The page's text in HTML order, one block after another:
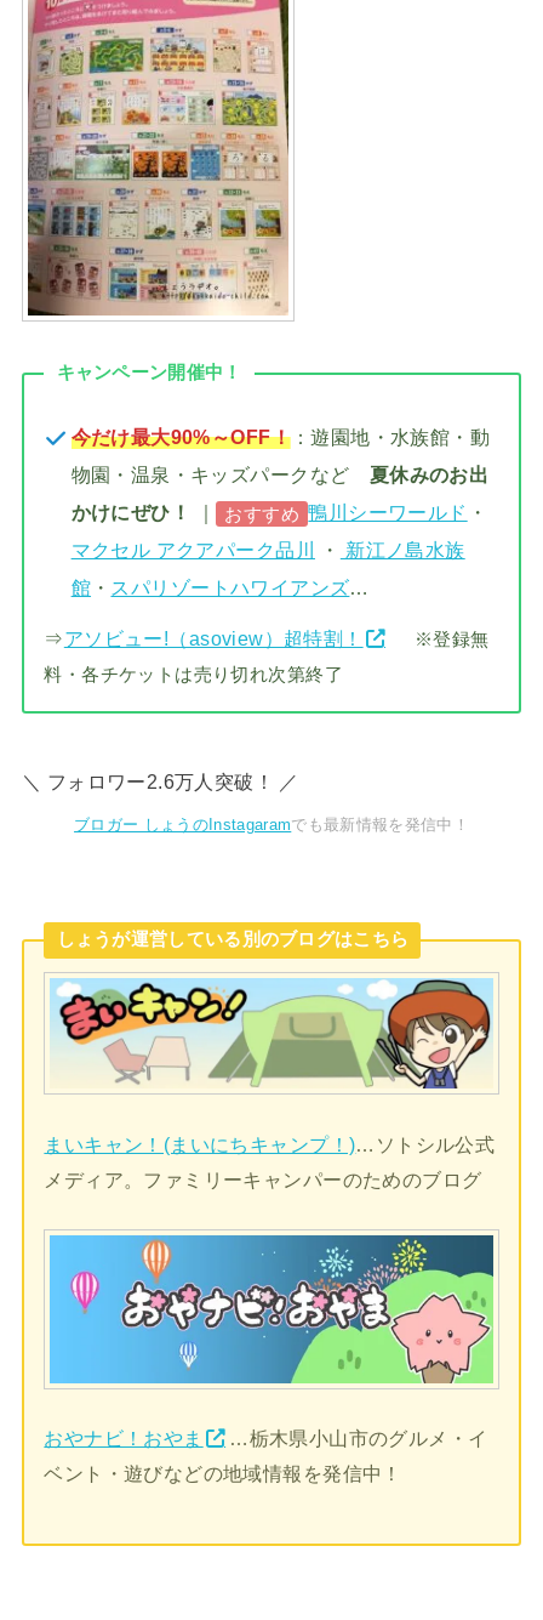
キャンペーン開催中！
今だけ最大90%～OFF！：遊園地・水族館・動
物園・温泉・キッズパークなど 夏休みのお出
かけにぜひ！
おすすめ 鴨川シーワールド ・
マクセル アクアパーク品川
・
新江ノ島水族
館 ・ スパリゾートハワイアンズ…
⇒アソビュー!（asoview）超特割！
※登録無
料・各チケットは売り切れ次第終了
＼ フォロワー2.6万人突破！ ／
ブロガー しょうのInstagaramでも最新情報を発信中！
しょうが運営している別のブログはこちら
まいキャン！(まいにちキャンプ！) …ソトシル公式
メディア。ファミリーキャンパーのためのブログ
おやナビ！おやま
…栃木県小山市のグルメ・イ
ベント・遊びなどの地域情報を発信中！